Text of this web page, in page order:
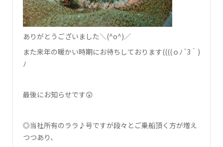
ありがとうございました＼(^o^)／
また来年の暖かい時期にお待ちしております((((ｏﾉ´3｀)
ﾉ
最後にお知らせです😲
◎当社所有のララ♪号ですが段々とご乗船頂く方が増え
つつあり、